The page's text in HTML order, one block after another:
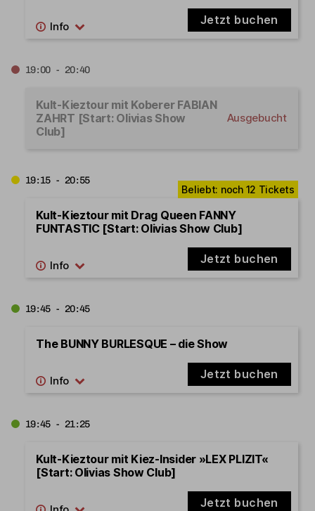
Jetzt buchen
19:00 - 20:40
Kult-Kieztour mit Koberer FABIAN
ZAHRT [Start: Olivias Show
Club]
Ausgebucht
19:15 - 20:55
Kult-Kieztour mit Drag Queen FANNY
FUNTASTIC [Start: Olivias Show Club]
Jetzt buchen
19:45 - 20:45
The BUNNY BURLESQUE – die Show
Jetzt buchen
19:45 - 21:25
Kult-Kieztour mit Kiez-Insider »LEX PLIZIT«
[Start: Olivias Show Club]
Jetzt buchen